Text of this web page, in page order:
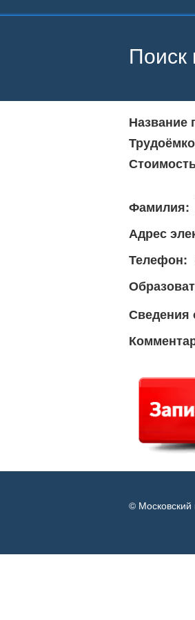
Поиск
Название
Фамилия:
Адрес
Телефон:
Сведения
© Московский